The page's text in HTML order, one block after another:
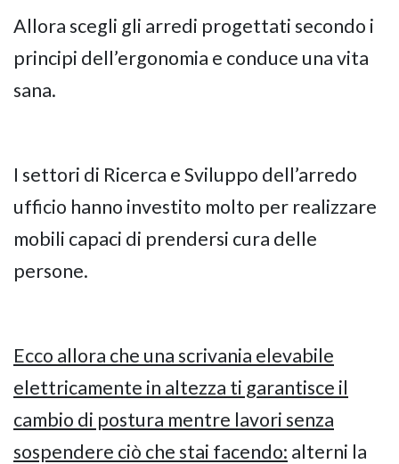
Allora scegli gli arredi progettati secondo i
principi dell’ergonomia e conduce una vita
sana.
I settori di Ricerca e Sviluppo dell’arredo
ufficio hanno investito molto per realizzare
mobili capaci di prendersi cura delle
persone.
Ecco allora che una scrivania elevabile
elettricamente in altezza ti garantisce il
cambio di postura mentre lavori senza
sospendere ciò che stai facendo: alterni la